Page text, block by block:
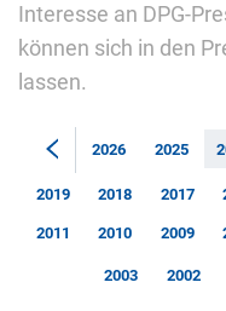
Interesse an DPG-
können sich in den
lassen.
2026 2025
2019 2018 2017
2011 2010 2009
2003 2002